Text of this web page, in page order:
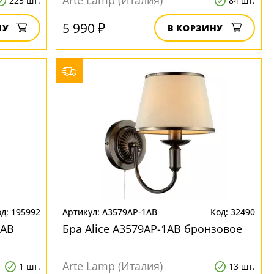
5 990 ₽ В КОРЗИНУ
195992
1 шт.
A3579AP-1AB 32490
Бра Alice A3579AP-1AB бронзовое
Arte Lamp (Италия) 13 шт.